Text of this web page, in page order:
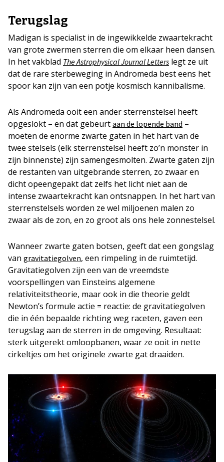
Terugslag
Madigan is specialist in de ingewikkelde zwaartekracht
van grote zwermen sterren die om elkaar heen dansen.
In het vakblad The Astrophysical Journal Letters legt ze uit
dat de rare sterbeweging in Andromeda best eens het
spoor kan zijn van een potje kosmisch kannibalisme.
Als Andromeda ooit een ander sterrenstelsel heeft
opgeslokt – en dat gebeurt aan de lopende band –
moeten de enorme zwarte gaten in het hart van de
twee stelsels (elk sterrenstelsel heeft zo’n monster in
zijn binnenste) zijn samengesmolten. Zwarte gaten zijn
de restanten van uitgebrande sterren, zo zwaar en
dicht opeengepakt dat zelfs het licht niet aan de
intense zwaartekracht kan ontsnappen. In het hart van
sterrenstelsels worden ze wel miljoenen malen zo
zwaar als de zon, en zo groot als ons hele zonnestelsel.
Wanneer zwarte gaten botsen, geeft dat een gongslag
van gravitatiegolven, een rimpeling in de ruimtetijd.
Gravitatiegolven zijn een van de vreemdste
voorspellingen van Einsteins algemene
relativiteitstheorie, maar ook in die theorie geldt
Newton’s formule actie = reactie: de gravitatiegolven
die in één bepaalde richting weg raceten, gaven een
terugslag aan de sterren in de omgeving. Resultaat:
sterk uitgerekt omloopbanen, waar ze ooit in nette
cirkeltjes om het originele zwarte gat draaiden.